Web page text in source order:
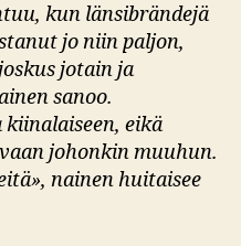
kun länsibrändejä
jo niin paljon,
jotain ja
sanoo.
eikä
johonkin muuhun.
nainen huitaisee